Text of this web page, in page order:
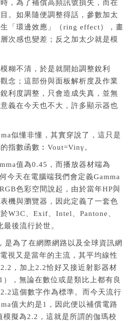
，為了補償高頻訊號損失，而在
。如果隨便調整得話，參數加太
「環邊效應」（ring effect），畫
次感也變差；反之加太少就是模
糊不清，於是就開始調整銳利
念；這部份與面板解析度及作業
利度調整，只會造成失真，並無
義在今天也不大，許多顯示器也
似懂非懂，其實穿說了，這只是
指數函數︰Vout=Vinγ。
值為0.45，而播放器材端為
今天在電腦端我們會定義Gamma
色彩空間說起，由於當年HP與
機與瀏覽器，因此定義了一套色
W3C、Exif、Intel、Pantone、
後流行於世。
是為了在網際網路以及全球資訊網
視又是當年的主流，其平均線性
，加上2.2恰好又接近射影器材
，無論在數位或是類比上都有良
這個數字作為標準。而今天流行
值大約是1，因此便以補償電路
模擬為2.2，這就是所謂的伽瑪校